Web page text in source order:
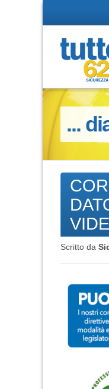
...
Scritto da